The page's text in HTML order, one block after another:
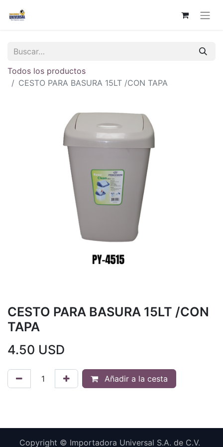
Todos los productos
CESTO PARA BASURA 15LT /CON TAPA
CESTO PARA BASURA 15LT /CON
TAPA
4.50 USD
Añadir a la cesta
Copyright © Importadora Universal S.A. de C.V.